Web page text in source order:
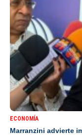
ECONOMÍA
Marranzini advierte